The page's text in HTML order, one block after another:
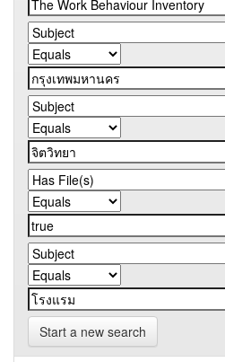
Start a new search